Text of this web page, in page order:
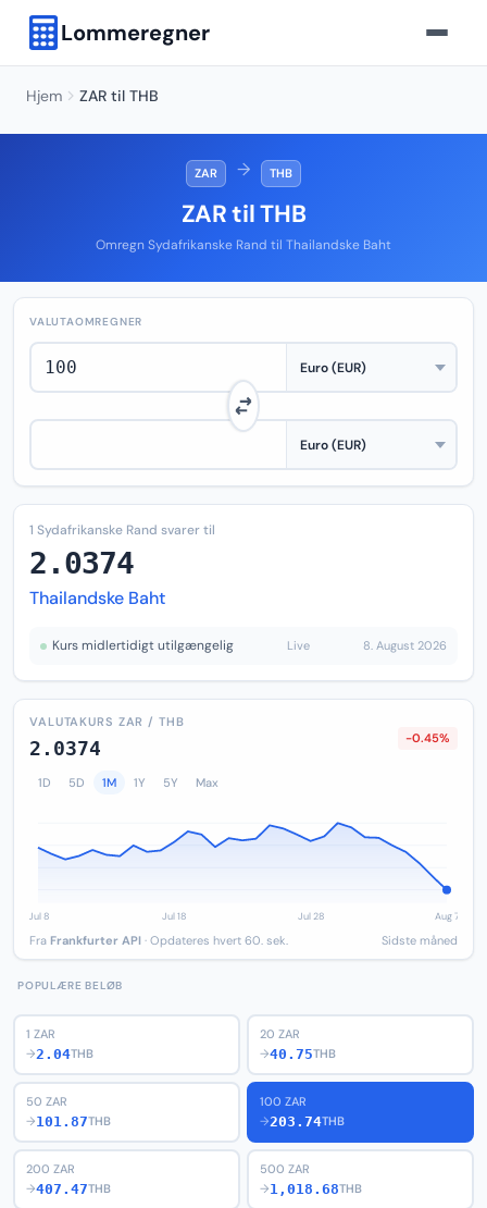
Lommeregner
Hjem ZAR til THB
ZAR → THB
ZAR til THB
Omregn Sydafrikanske Rand til Thailandske Baht
VALUTAOMREGNER
1 Sydafrikanske Rand svarer til
2.0374
Thailandske Baht
Kurs midlertidigt utilgængelig Live 8. August 2026
VALUTAKURS ZAR / THB
2.0374 -0.45%
1D 5D 1M 1Y 5Y Max
Fra Frankfurter API · Opdateres hvert 60. sek. Sidste måned
POPULÆRE BELØB
1 ZAR
→2.04THB
20 ZAR
→40.75THB
50 ZAR
→101.87THB
100 ZAR
→203.74THB
200 ZAR
→407.47THB
500 ZAR
→1,018.68THB